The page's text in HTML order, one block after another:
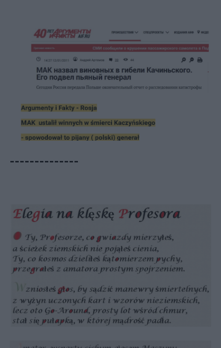
--------------